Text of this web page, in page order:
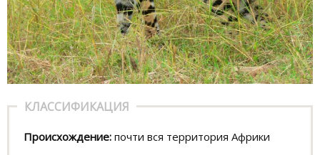
КЛАССИФИКАЦИЯ
Происхождение: почти вся территория Африки